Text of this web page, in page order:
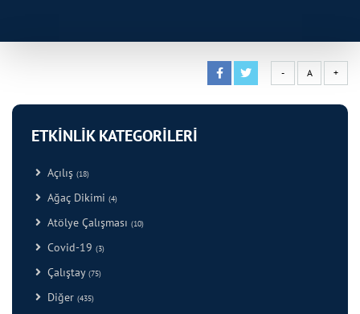
- A +
ETKİNLİK KATEGORİLERİ
Açılış (18)
Ağaç Dikimi (4)
Atölye Çalışması (10)
Covid-19 (3)
Çalıştay (75)
Diğer (435)